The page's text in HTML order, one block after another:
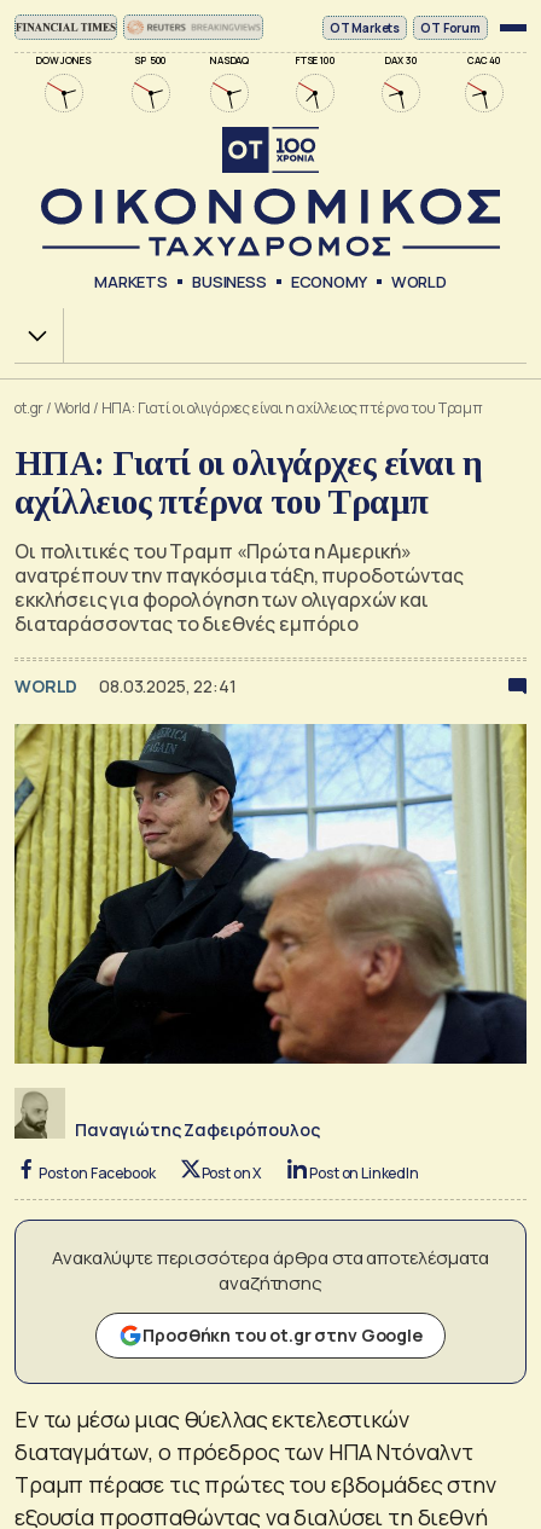
DOW JONES SP 500 NASDAQ FTSE 100 DAX 30 CAC 40
ΟΤ Markets OT Forum
MARKETS BUSINESS ECONOMY WORLD
Χ.Α.
ot.gr/World / ΗΠΑ: Γιατί οι ολιγάρχες είναι η αχίλλειος πτέρνα του Τραμπ
ΗΠΑ: Γιατί οι ολιγάρχες είναι η
αχίλλειος πτέρνα του Τραμπ
Οι πολιτικές του Τραμπ «Πρώτα η Αμερική»
ανατρέπουν την παγκόσμια τάξη, πυροδοτώντας
εκκλήσεις για φορολόγηση των ολιγαρχών και
διαταράσσοντας το διεθνές εμπόριο
WORLD 08.03.2025, 22:41
Παναγιώτης Ζαφειρόπουλος
Post on Facebook Post on X Post on LinkedIn
Ανακαλύψτε περισσότερα άρθρα στα αποτελέσματα
αναζήτησης
Προσθήκη του ot.gr στην Google
Εν τω μέσω μιας θύελλας εκτελεστικών
διαταγμάτων, ο πρόεδρος των ΗΠΑ Ντόναλντ
Τραμπ πέρασε τις πρώτες του εβδομάδες στην
εξουσία προσπαθώντας να διαλύσει τη διεθνή